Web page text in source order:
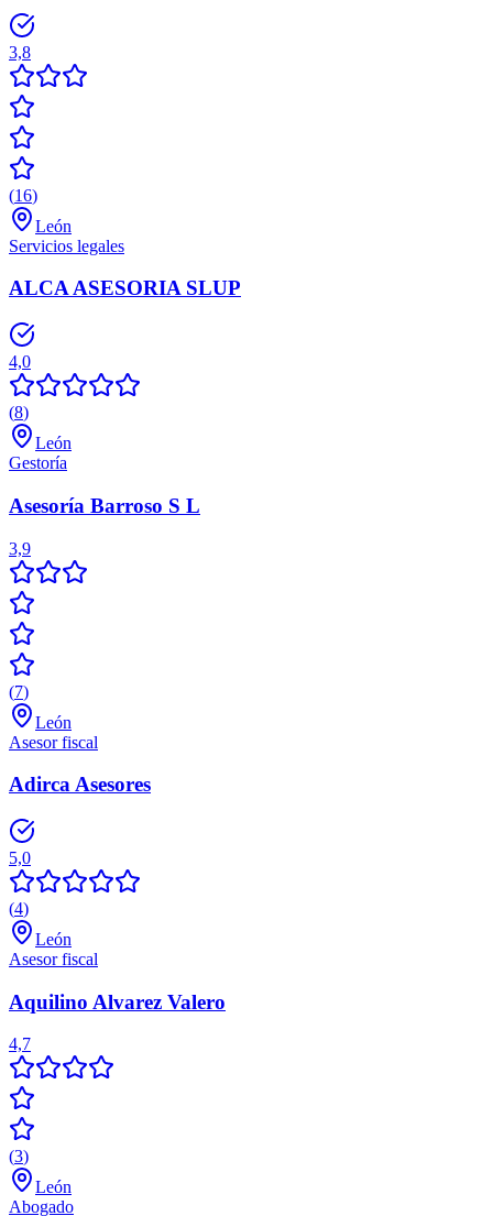
3,8
(16)
León
Servicios legales
ALCA ASESORIA SLUP
4,0
(8)
León
Gestoría
Asesoría Barroso S L
3,9
(7)
León
Asesor fiscal
Adirca Asesores
5,0
(4)
León
Asesor fiscal
Aquilino Alvarez Valero
4,7
(3)
León
Abogado